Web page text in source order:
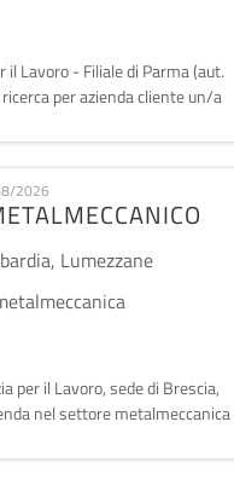
il Lavoro - Filiale di Parma (aut.
per azienda cliente un/a
COMMERCIALE La risorsa si
di back office commerciale:
esteri e implementazione degli
+ ticket restaurant Contratto
finali
2026
, Lumezzane
per il Lavoro, sede di Brescia,
nel settore metalmeccanica
(bs), un/a OPERAIO
MANSIONE: Il candidato si